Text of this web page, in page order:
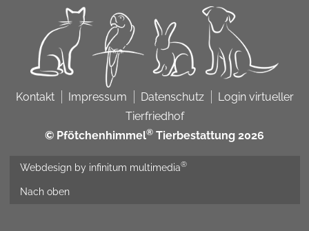
Kontakt Impressum Datenschutz
Login virtueller
Tierfriedhof
© Pfötchenhimmel® Tierbestattung 2026
Webdesign by infinitum multimedia®
Nach oben